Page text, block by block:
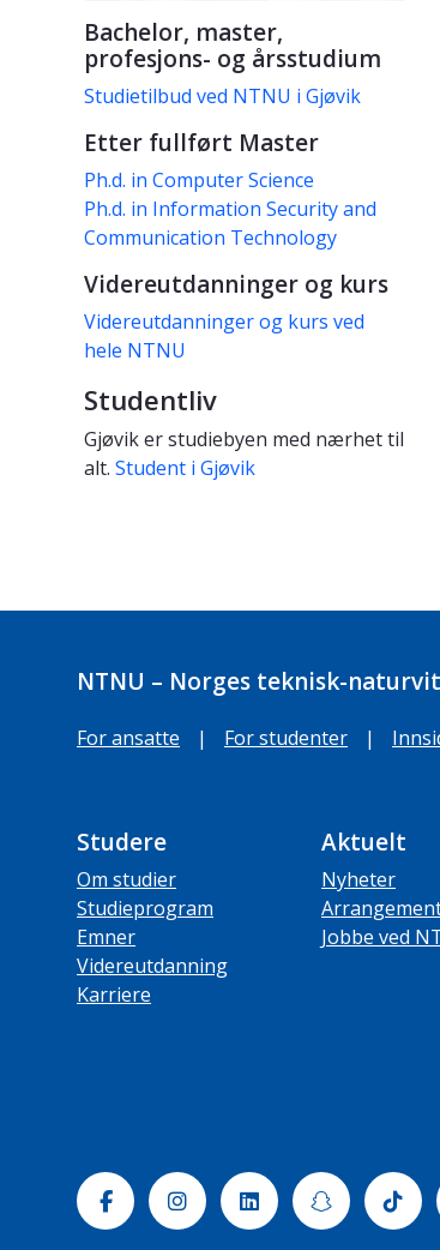
Bachelor, master,
profesjons- og årsstudium
Studietilbud ved NTNU i Gjøvik
Etter fullført Master
Ph.d. in Computer Science
Ph.d. in Information Security and
Communication Technology
Videreutdanninger og kurs
Videreutdanninger og kurs ved
hele NTNU
Studentliv
Gjøvik er studiebyen med nærhet til
alt. Student i Gjøvik
NTNU – Norges teknisk-
For ansatte | For studenter |
Studere
Om studier
Studieprogram
Emner
Videreutdanning
Karriere
Aktuelt
Nyheter
Jobbe ved
FacebookInstagramLinkedinSnapchat